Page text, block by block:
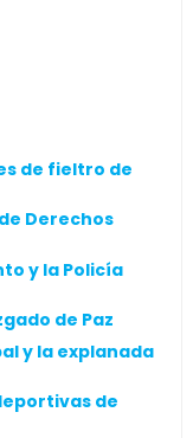
de fieltro de
Derechos
y la Policía
de Paz
y la explanada
de